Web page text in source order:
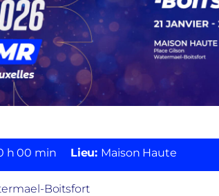
h 00 min Lieu: Maison Haute
Boitsfort